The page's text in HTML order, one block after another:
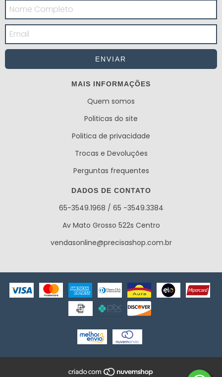
MAIS INFORMAÇÕES
Quem somos
Politicas do site
Politica de privacidade
Trocas e Devoluções
Perguntas frequentes
DADOS DE CONTATO
65-3549.1968 / 65 -3549.3384
Av Mato Grosso 522s Centro
vendasonline@precisashop.com.br